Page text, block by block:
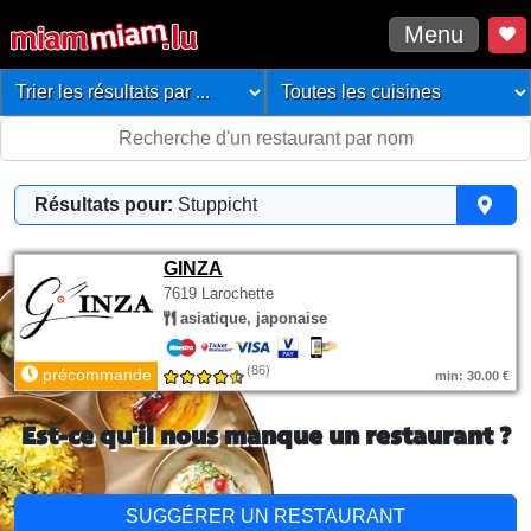
Menu
Résultats pour: Stuppicht
GINZA
7619 Larochette
asiatique, japonaise
précommande (86) min: 30.00 €
Est-ce qu'il nous manque un restaurant ?
SUGGÉRER UN RESTAURANT